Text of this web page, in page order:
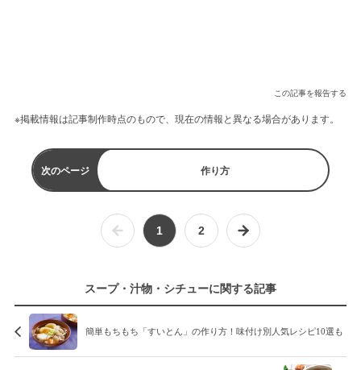
この記事を報告する
※掲載情報は記事制作時点のもので、現在の情報と異なる場合があります。
次のページ 作り方
1 2
スープ・汁物・シチューに関する記事
簡単もちもち「すいとん」の作り方！味付け別人気レシピ10選も